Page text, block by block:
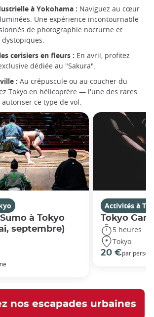
à Yokohama : Naviguez au cœur
Une expérience incontournable
de photographie nocturne et
cerisiers en fleurs : En avril, profitez
dédiée au "Sakura".
: Au crépuscule ou au coucher du
Tokyo en hélicoptère — l'une des rares
ce type de vol.
à Tokyo
septembre)
Activités à
Tokyo
5 heures
Tokyo
20 €par
nos escapades urbaines